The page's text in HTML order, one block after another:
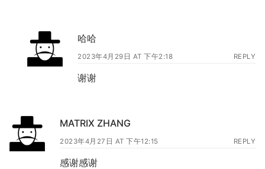
哈哈
2023年4月29日 AT 下午2:18 REPLY
谢谢
MATRIX ZHANG
2023年4月27日 AT 下午12:15 REPLY
感谢感谢